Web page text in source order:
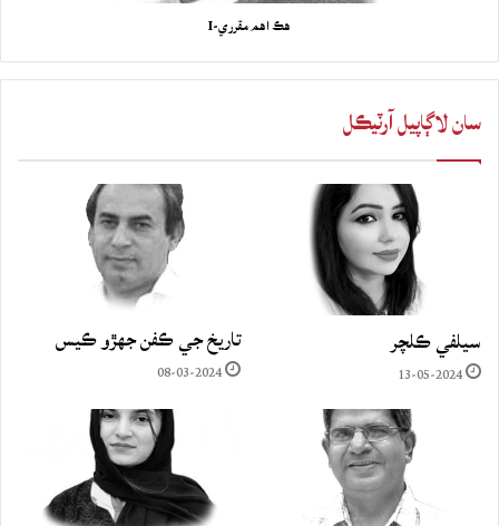
هڪ اهم مقرري-I
سان لاڳاپيل آرٽيڪل
سيلفي ڪلچر
13-05-2024
تاريخ جي ڪفن جھڙو ڪيس
08-03-2024